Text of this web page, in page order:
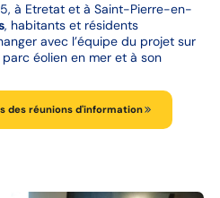
à Etretat et à Saint-Pierre-en-
, habitants et résidents
avec l’équipe du projet sur
éolien en mer et à son
des réunions d'information